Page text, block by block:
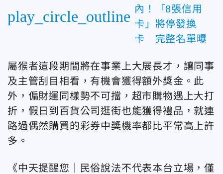
play_circle_outline 內！「8張信用
卡」將停發換
卡 完整名單曝
屬猴者這段期間將在事業上大展長才，讓同事
及主管刮目相看，有機會獲得額外獎金。此
外，偏財運同樣勢不可擋，超市購物遇上大打
折，假日到百貨公司逛街也能獲得禮品，就連
路過偶然購買的彩券中獎機率都比平常高上許
多。
《中天提醒您｜民俗說法不代表本台立場，僅